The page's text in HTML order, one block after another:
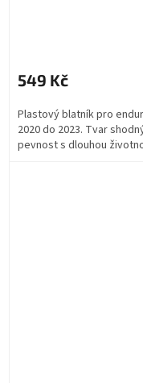
549 Kč
Plastový blatník pro
2020 do 2023. Tvar
pevnost s dlouhou